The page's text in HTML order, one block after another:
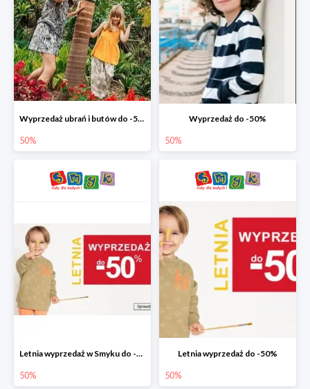
Wyprzedaż ubrań i butów do -50%
50%
Wyprzedaż do -50%
50%
Letnia wyprzedaż w Smyku do -50%
50%
Letnia wyprzedaż do -50%
50%